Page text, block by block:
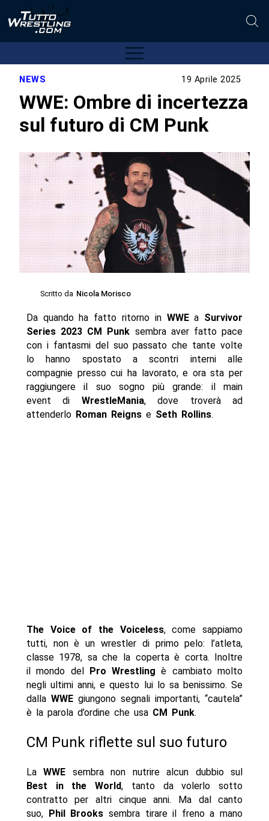
NEWS 19 Aprile 2025
WWE: Ombre di incertezza
sul futuro di CM Punk
Scritto da Nicola Morisco
Da quando ha fatto ritorno in WWEa Survivor
Series 2023 CM Punk sembra aver fatto pace
con i fantasmi del suo passato che tante volte
lo hanno spostato a scontri interni alle
compagnie presso cui ha lavorato, e ora sta per
raggiungere il suo sogno più grande: il main
event di WrestleMania, dove troverà ad
attenderlo Roman Reignse Seth Rollins.
The Voice of the Voiceless, come sappiamo
tutti, non è un wrestler di primo pelo: l’atleta,
classe 1978, sa che la coperta è corta. Inoltre
il mondo del
Pro Wrestling è cambiato molto
negli ultimi anni, e questo lui lo sa benissimo. Se
dalla WWEgiungono segnali importanti, “cautela”
è la parola d’ordine che usa CM Punk.
CM Punk riflette sul suo futuro
LaWWE sembra non nutrire alcun dubbio sul
Best in the World, tanto da volerlo sotto
contratto per altri cinque anni. Ma dal canto
suo,
Phil Brooks sembra tirare il freno a mano